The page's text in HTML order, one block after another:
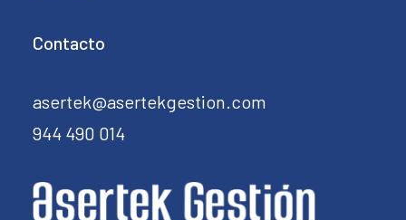
Contacto
asertek@asertekgestion.com
944 490 014